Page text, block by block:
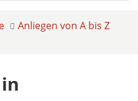
Anliegen von A bis Z